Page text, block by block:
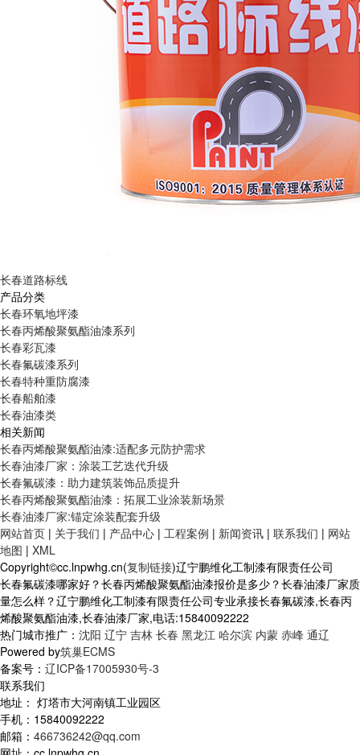
长春道路标线
产品分类
长春环氧地坪漆
长春丙烯酸聚氨酯油漆系列
长春彩瓦漆
长春氟碳漆系列
长春特种重防腐漆
长春船舶漆
长春油漆类
相关新闻
长春丙烯酸聚氨酯油漆:适配多元防护需求
长春油漆厂家：涂装工艺迭代升级
长春氟碳漆：助力建筑装饰品质提升
长春丙烯酸聚氨酯油漆：拓展工业涂装新场景
长春油漆厂家:锚定涂装配套升级
网站首页 | 关于我们 | 产品中心 | 工程案例 | 新闻资讯 | 联系我们 | 网站
地图 | XML
Copyright©cc.lnpwhg.cn(复制链接)辽宁鹏维化工制漆有限责任公司
长春氟碳漆哪家好？长春丙烯酸聚氨酯油漆报价是多少？长春油漆厂家质
量怎么样？辽宁鹏维化工制漆有限责任公司专业承接长春氟碳漆,长春丙
烯酸聚氨酯油漆,长春油漆厂家,电话:15840092222
热门城市推广： 沈阳 辽宁 吉林 长春 黑龙江 哈尔滨 内蒙 赤峰 通辽
Powered by筑巢ECMS
备案号： 辽ICP备17005930号-3
联系我们
地址： 灯塔市大河南镇工业园区
手机：15840092222
邮箱： 466736242@qq.com